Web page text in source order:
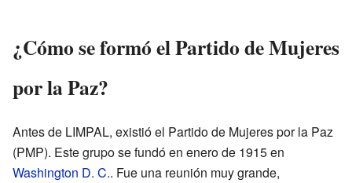
¿Cómo se formó el Partido de Mujeres
por la Paz?
Antes de LIMPAL, existió el Partido de Mujeres por la Paz
(PMP). Este grupo se fundó en enero de 1915 en
Washington D. C.. Fue una reunión muy grande,